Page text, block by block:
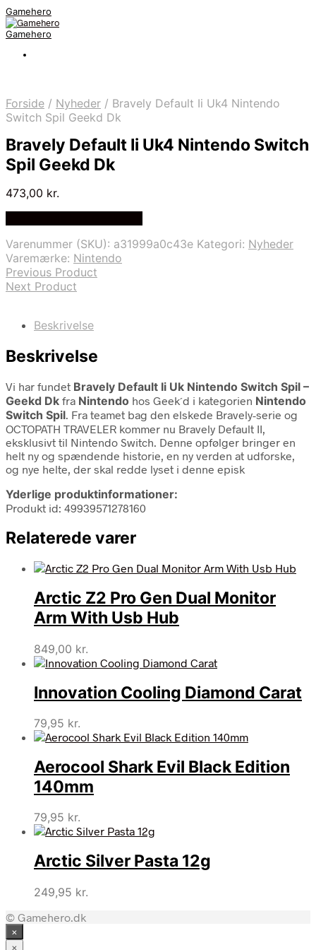
Gamehero
Gamehero
Forside / Nyheder / Bravely Default Ii Uk4 Nintendo
Switch Spil Geekd Dk
Bravely Default Ii Uk4 Nintendo Switch
Spil Geekd Dk
473,00 kr.
Varenummer (SKU): a31999a0c43e Kategori: Nyheder
Varemærke: Nintendo
Previous Product
Next Product
Beskrivelse
Beskrivelse
Vi har fundet Bravely Default Ii Uk Nintendo Switch Spil –
Geekd Dk fra Nintendo hos Geek´d i kategorien Nintendo
Switch Spil. Fra teamet bag den elskede Bravely-serie og
OCTOPATH TRAVELER kommer nu Bravely Default II,
eksklusivt til Nintendo Switch. Denne opfølger bringer en
helt ny og spændende historie, en ny verden at udforske,
og nye helte, der skal redde lyset i denne episk
Yderlige produktinformationer:
Produkt id: 49939571278160
Relaterede varer
Arctic Z2 Pro Gen Dual Monitor
Arm With Usb Hub
849,00 kr.
Innovation Cooling Diamond Carat
79,95 kr.
Aerocool Shark Evil Black Edition
140mm
79,95 kr.
Arctic Silver Pasta 12g
249,95 kr.
© Gamehero.dk
×
×